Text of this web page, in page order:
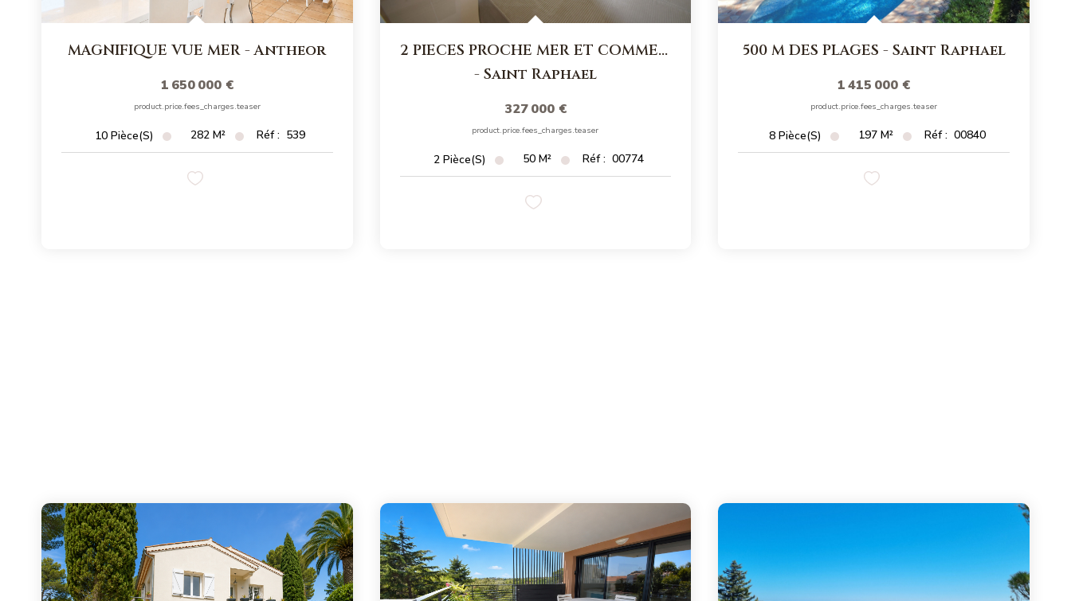
MAGNIFIQUE VUE MER -Antheor
1 650 000 €
product.price.fees_charges.teaser
10Pièce(s) 282M² Réf : 539
2 PIECES PROCHE MER ET COMMERCES
- Saint Raphael
327 000 €
product.price.fees_charges.teaser
2 Pièce(s) 50 M² Réf : 00774
500 M DES PLAGES - Saint Raphael
1 415 000 €
product.price.fees_charges.teaser
8 Pièce(s) 197 M² Réf : 00840